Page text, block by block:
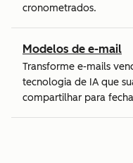
cronometrados.
Modelos de e-mail
Transforme e-mails
tecnologia de IA que
compartilhar para